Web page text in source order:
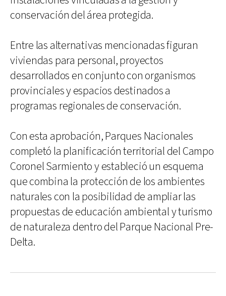
conservación del área protegida.
Entre las alternativas mencionadas figuran
viviendas para personal, proyectos
desarrollados en conjunto con organismos
provinciales y espacios destinados a
programas regionales de conservación.
Con esta aprobación, Parques Nacionales
completó la planificación territorial del Campo
Coronel Sarmiento y estableció un esquema
que combina la protección de los ambientes
naturales con la posibilidad de ampliar las
propuestas de educación ambiental y turismo
de naturaleza dentro del Parque Nacional Pre-
Delta.